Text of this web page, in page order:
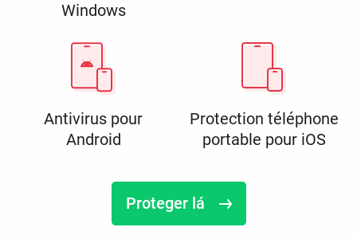
Windows
Antivirus pour
Android
Protection téléphone
portable pour iOS
Proteger lá